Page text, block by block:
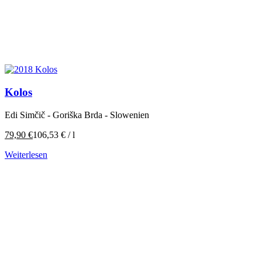
Kolos
Edi Simčič - Goriška Brda - Slowenien
79,90 €106,53 € /l
Weiterlesen